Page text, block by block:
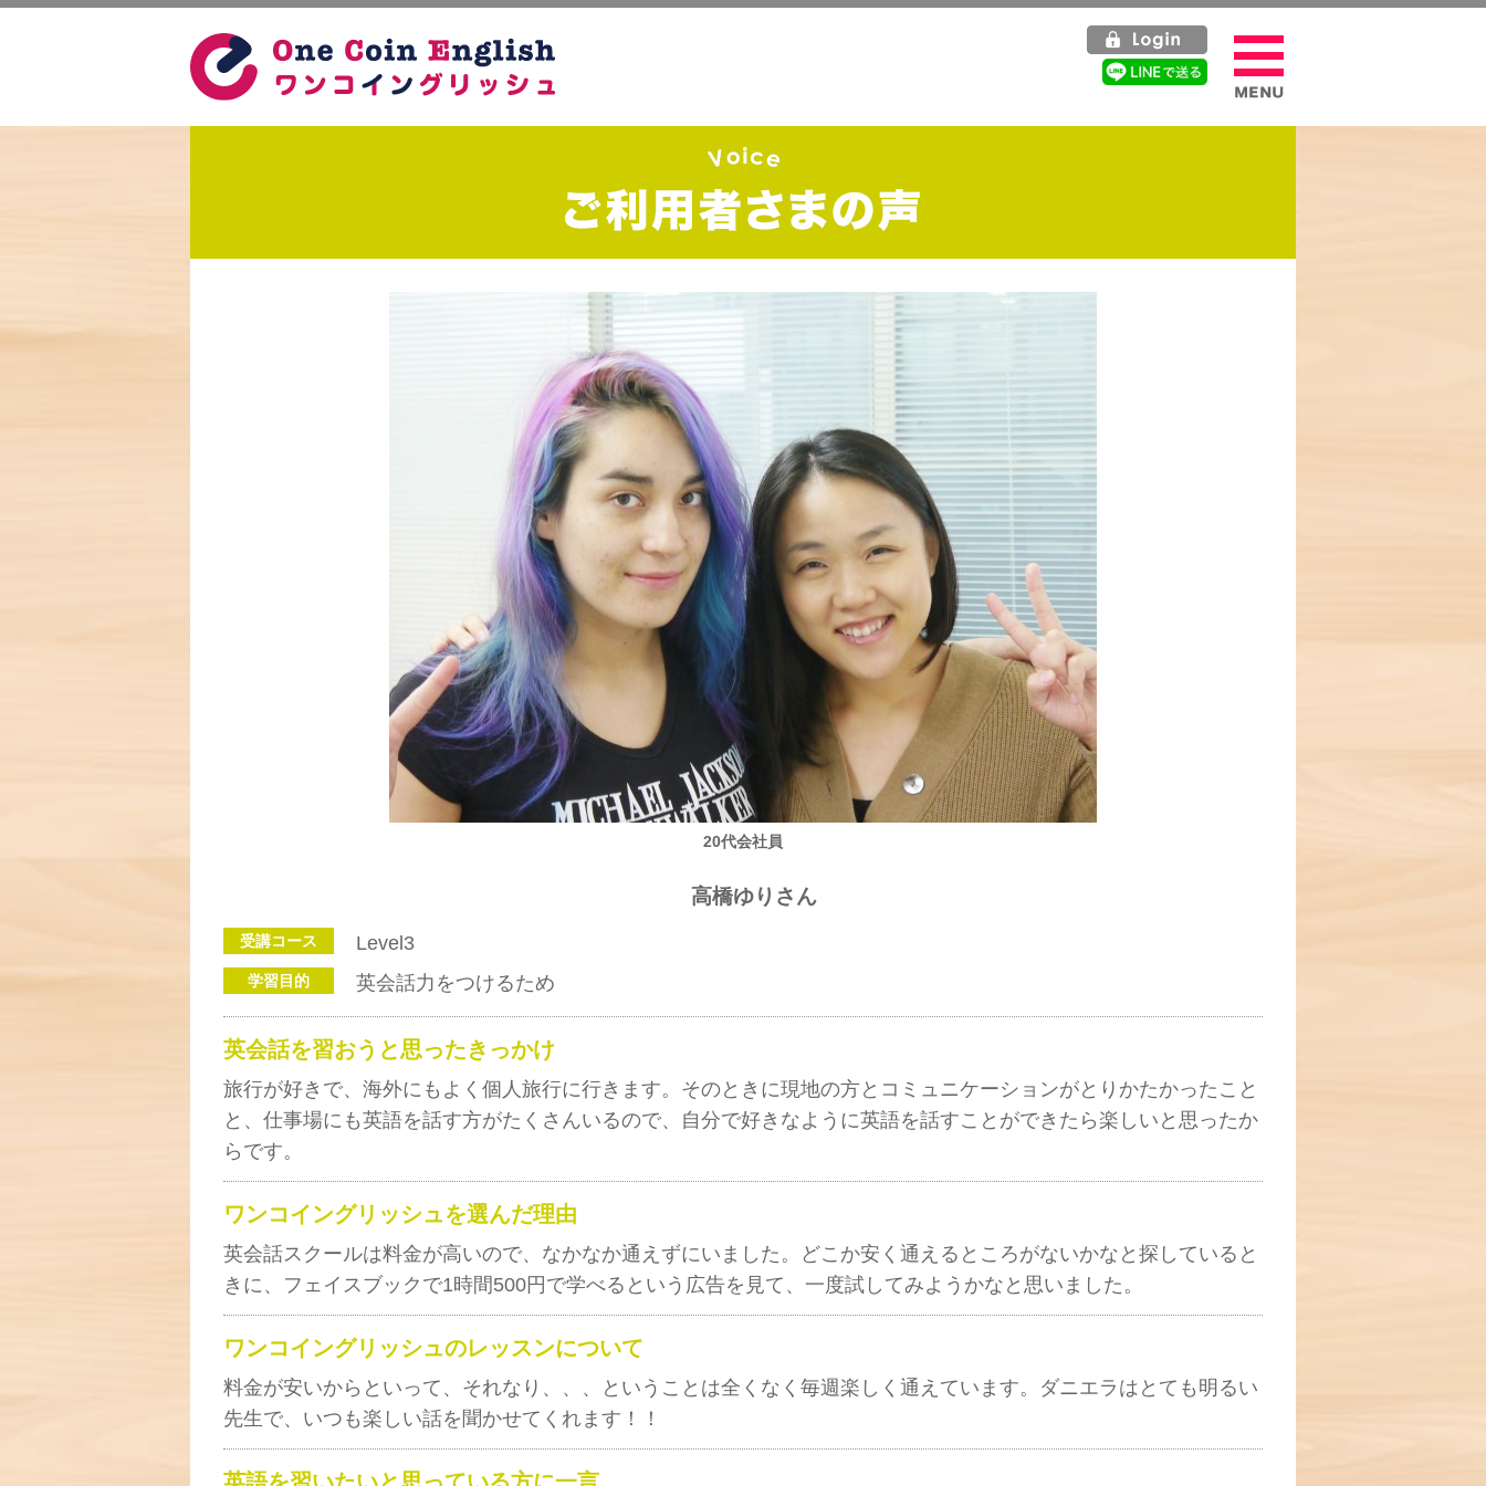
20代会社員
高橋ゆりさん
受講コース Level3
学習目的 英会話力をつけるため
英会話を習おうと思ったきっかけ
旅行が好きで、海外にもよく個人旅行に行きます。そのときに現地の方とコミュニケーションがとりかたかったこと
と、仕事場にも英語を話す方がたくさんいるので、自分で好きなように英語を話すことができたら楽しいと思ったか
らです。
ワンコイングリッシュを選んだ理由
英会話スクールは料金が高いので、なかなか通えずにいました。どこか安く通えるところがないかなと探していると
きに、フェイスブックで1時間500円で学べるという広告を見て、一度試してみようかなと思いました。
ワンコイングリッシュのレッスンについて
料金が安いからといって、それなり、、、ということは全くなく毎週楽しく通えています。ダニエラはとても明るい
先生で、いつも楽しい話を聞かせてくれます！！